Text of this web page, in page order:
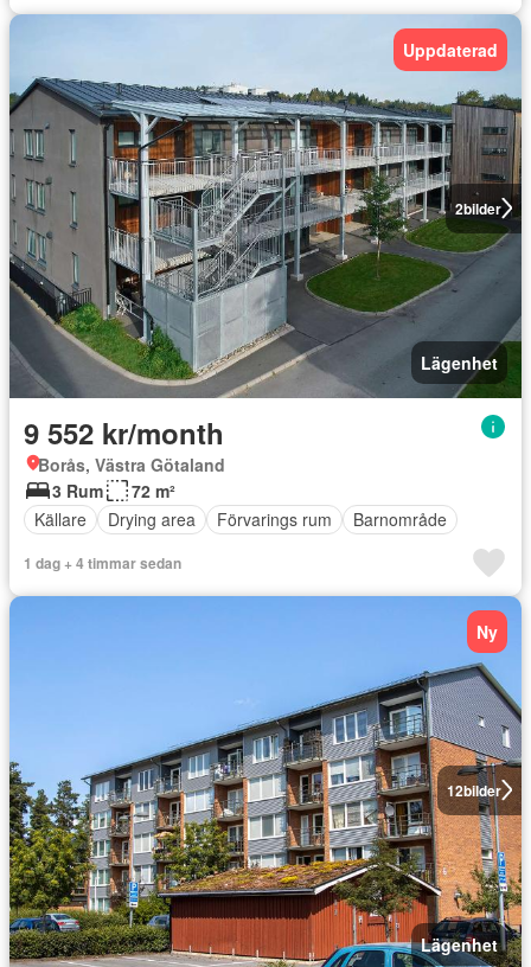
2bilder
Uppdaterad
Lägenhet
9 552 kr/month
Borås, Västra Götaland
3 Rum
72 m²
Källare
Drying area Förvarings rum Barnområde
1 dag + 4 timmar sedan
12bilder
Ny
Lägenhet